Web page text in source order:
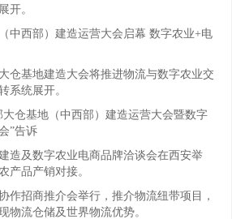
开。
西部）建造运营大会启幕 数字农业+电
基地建造大会将推进物流与数字农业交
系统展开。
仓基地（中西部）建造运营大会暨数字
”告诉
及数字农业电商品牌洽谈会在西安举
产品产销对接。
招商推介会举行，推介物流纽带项目，
物流仓储及世界物流优势。